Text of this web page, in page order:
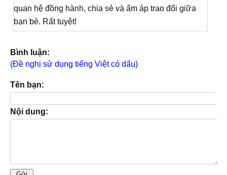
quan hệ đồng hành, chia sẻ và ấm áp trao đổi giữa
bạn bè. Rất tuyệt!
Bình luận:
(Đề nghị sử dụng tiếng Việt có dấu)
Tên bạn:
Nội dung: